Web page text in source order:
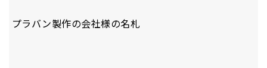
プラバン製作の会社様の名札